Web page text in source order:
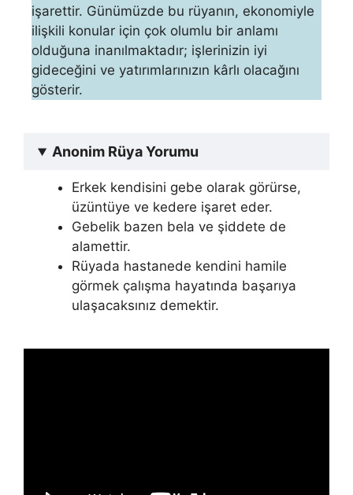
işarettir. Günümüzde bu rüyanın, ekonomiyle
ilişkili konular için çok olumlu bir anlamı
olduğuna inanılmaktadır; işlerinizin iyi
gideceğini ve yatırımlarınızın kârlı olacağını
gösterir.
Anonim Rüya Yorumu
Erkek kendisini gebe olarak görürse,
üzüntüye ve kedere işaret eder.
Gebelik bazen bela ve şiddete de
alamettir.
Rüyada hastanede kendini hamile
görmek çalışma hayatında başarıya
ulaşacaksınız demektir.